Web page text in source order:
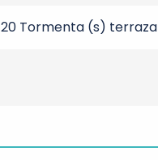
20 Tormenta (s) terraza